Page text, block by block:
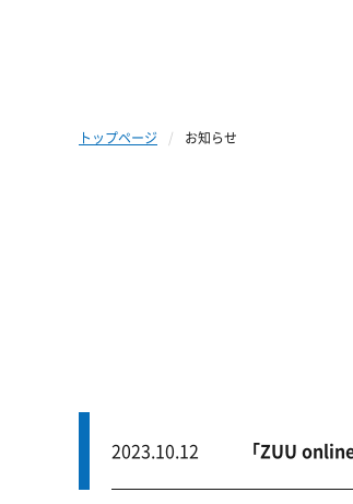
トップページ お知らせ
2023.10.12 「ZUU